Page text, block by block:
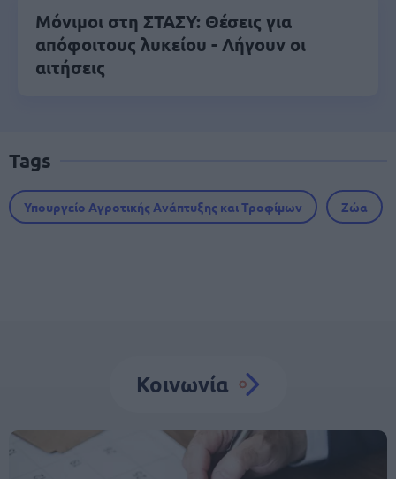
Μόνιμοι στη ΣΤΑΣΥ: Θέσεις για
απόφοιτους λυκείου - Λήγουν οι
αιτήσεις
Tags
Υπουργείο Αγροτικής Ανάπτυξης και Τροφίμων Ζώα
Κοινωνία